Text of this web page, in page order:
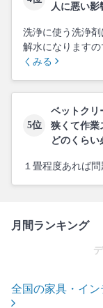
人に悪い
洗浄に使う洗浄
解水になります
くみる
5位
ベットクリ
狭くて作業
どのくらい
１畳程度あれば
月間ランキング
全国の家具・イ